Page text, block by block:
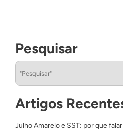
Pesquisar
Artigos
Julho Amarelo e SST: por que